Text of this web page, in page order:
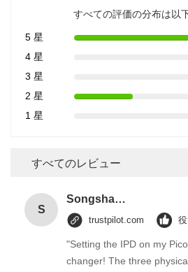
すべての評価の分布は以
5 星
4 星
3 星
2 星
1 星
すべてのレビュー
S
Songshang
trustpilot.com
"Setting the IPD on my
changer! The three